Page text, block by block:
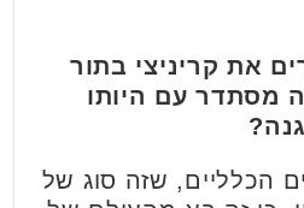
את קריניצי בתור
זה מסתדר עם היותו
הכלליים, שזה סוג של